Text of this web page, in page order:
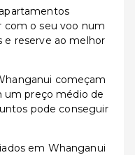
com o seu voo num
e reserve ao melhor
começam
um preço médio de
pode conseguir
em Whanganui